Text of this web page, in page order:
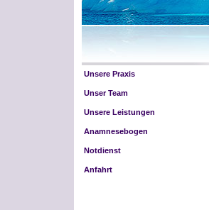
Unsere Praxis
Unser Team
Unsere Leistungen
Anamnesebogen
Notdienst
Anfahrt